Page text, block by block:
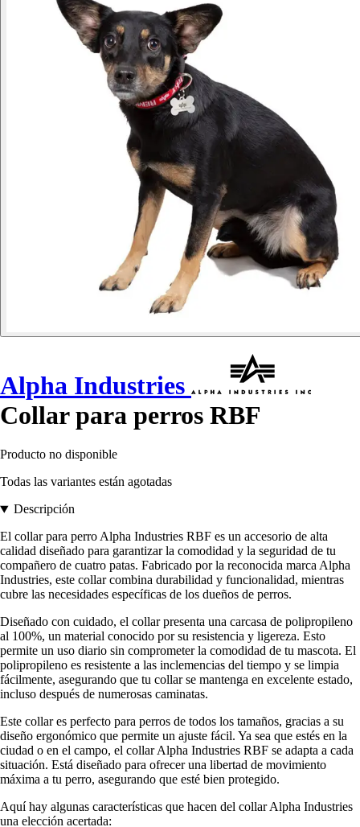
Alpha Industries
Collar para perros RBF
Producto no disponible
Todas las variantes están agotadas
Descripción
El collar para perro Alpha Industries RBF es un accesorio de alta
calidad diseñado para garantizar la comodidad y la seguridad de tu
compañero de cuatro patas. Fabricado por la reconocida marca Alpha
Industries, este collar combina durabilidad y funcionalidad, mientras
cubre las necesidades específicas de los dueños de perros.
Diseñado con cuidado, el collar presenta una carcasa de polipropileno
al 100%, un material conocido por su resistencia y ligereza. Esto
permite un uso diario sin comprometer la comodidad de tu mascota. El
polipropileno es resistente a las inclemencias del tiempo y se limpia
fácilmente, asegurando que tu collar se mantenga en excelente estado,
incluso después de numerosas caminatas.
Este collar es perfecto para perros de todos los tamaños, gracias a su
diseño ergonómico que permite un ajuste fácil. Ya sea que estés en la
ciudad o en el campo, el collar Alpha Industries RBF se adapta a cada
situación. Está diseñado para ofrecer una libertad de movimiento
máxima a tu perro, asegurando que esté bien protegido.
Aquí hay algunas características que hacen del collar Alpha Industries
una elección acertada: